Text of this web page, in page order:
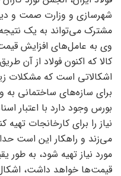
شهرسازی و وزارت صمت و
مشترک می‌تواند به یک نتیجه
وی به عامل‌های افزایش
کالا که اکنون فولاد از آن
اشکالاتی است که مشکلات
برای سازه‌های ساختمانی به
بورس وجود دارد با اعتبار
نیاز را برای کارخانجات
می‌زند و راهکار این است
مورد نیاز تهیه شود، به طور
قیمت‌ها خواهد داشت، اشکال